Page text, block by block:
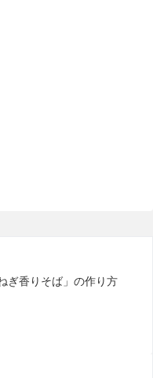
ぎ香りそば」の作り方